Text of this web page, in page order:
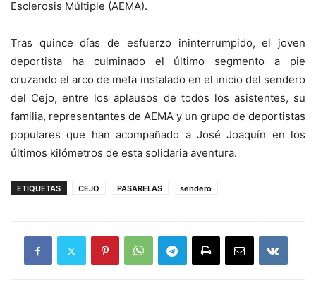
Esclerosis Múltiple (AEMA).
Tras quince días de esfuerzo ininterrumpido, el joven
deportista ha culminado el último segmento a pie
cruzando el arco de meta instalado en el inicio del sendero
del Cejo, entre los aplausos de todos los asistentes, su
familia, representantes de AEMA y un grupo de deportistas
populares que han acompañado a José Joaquín en los
últimos kilómetros de esta solidaria aventura.
ETIQUETAS CEJO PASARELAS sendero